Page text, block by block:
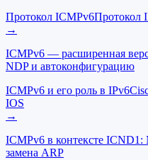
Протокол ICMPv6Протокол
→
ICMPv6 — расширенная
NDP и автоконфигурацию
ICMPv6 и его роль в IPv6
IOS
→
ICMPv6 в контексте ICND1:
замена ARP